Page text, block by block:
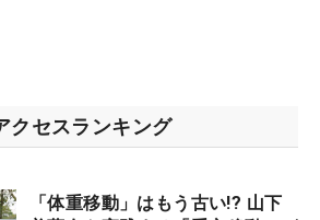
クセスランキング
「体重移動」はもう古い!? 山下